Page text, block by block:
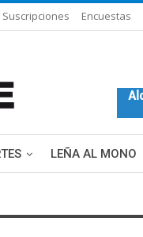
Suscripciones Encuestas
LEÑA AL MONO
DE BLANCA